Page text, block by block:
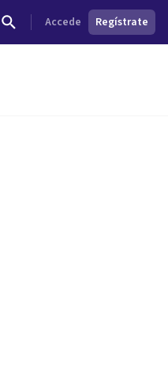
Accede Regístrate